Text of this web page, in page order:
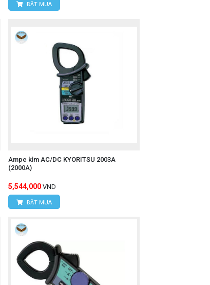
ĐẶT MUA
Ampe kìm AC/DC KYORITSU 2003A
(2000A)
5,544,000 VND
ĐẶT MUA